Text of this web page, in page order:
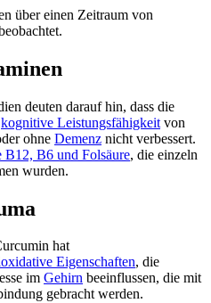
über einen Zeitraum von
deuten darauf hin, dass die
kognitive Leistungsfähigkeit von
ohne Demenz nicht verbessert.
B12, B6 und Folsäure, die einzeln
wurden.
hat
Eigenschaften, die
im Gehirn beeinflussen, die mit
gebracht werden.